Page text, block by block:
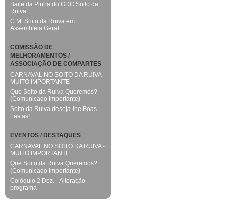
Baile da Pinha do GDC Soito da
Ruiva
C.M. Soito da Ruiva em
Assembleia Geral
COMISSÃO DE
MELHORAMENTOS /
ASSOCIAÇÃO DE COMPARTES
CARNAVAL NO SOITO DA RUIVA -
MUITO IMPORTANTE
Que Soito da Ruiva Queremos?
(Comunicado importante)
Soito da Ruiva deseja-lhe Boas
Festas!
EVENTOS / DESTAQUES
CARNAVAL NO SOITO DA RUIVA -
MUITO IMPORTANTE
Que Soito da Ruiva Queremos?
(Comunicado importante)
Colóquio 2 Dez. - Alteração
programa